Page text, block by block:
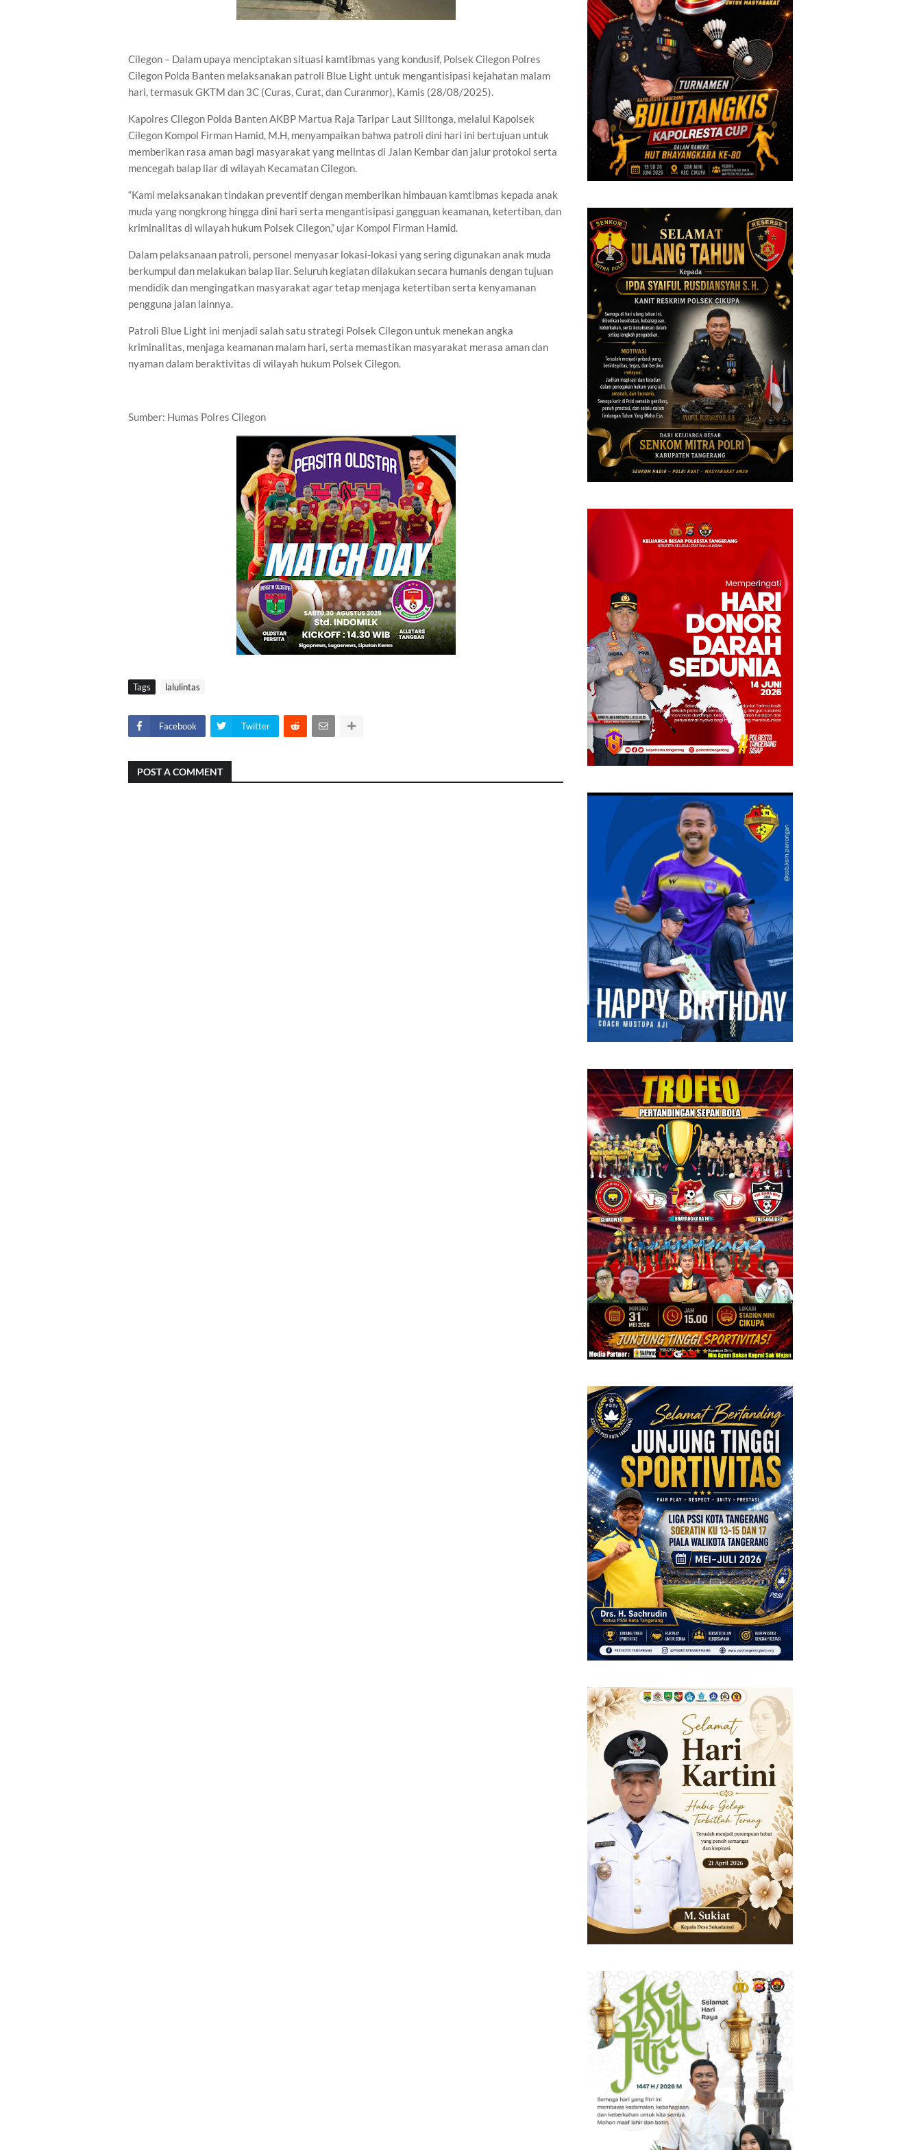
Cilegon – Dalam upaya menciptakan situasi kamtibmas yang kondusif, Polsek Cilegon Polres
Cilegon Polda Banten melaksanakan patroli Blue Light untuk mengantisipasi kejahatan malam
hari, termasuk GKTM dan 3C (Curas, Curat, dan Curanmor), Kamis (28/08/2025).
Kapolres Cilegon Polda Banten AKBP Martua Raja Taripar Laut Silitonga, melalui Kapolsek
Cilegon Kompol Firman Hamid, M.H, menyampaikan bahwa patroli dini hari ini bertujuan untuk
memberikan rasa aman bagi masyarakat yang melintas di Jalan Kembar dan jalur protokol serta
mencegah balap liar di wilayah Kecamatan Cilegon.
“Kami melaksanakan tindakan preventif dengan memberikan himbauan kamtibmas kepada anak
muda yang nongkrong hingga dini hari serta mengantisipasi gangguan keamanan, ketertiban, dan
kriminalitas di wilayah hukum Polsek Cilegon,” ujar Kompol Firman Hamid.
Dalam pelaksanaan patroli, personel menyasar lokasi-lokasi yang sering digunakan anak muda
berkumpul dan melakukan balap liar. Seluruh kegiatan dilakukan secara humanis dengan tujuan
mendidik dan mengingatkan masyarakat agar tetap menjaga ketertiban serta kenyamanan
pengguna jalan lainnya.
Patroli Blue Light ini menjadi salah satu strategi Polsek Cilegon untuk menekan angka
kriminalitas, menjaga keamanan malam hari, serta memastikan masyarakat merasa aman dan
nyaman dalam beraktivitas di wilayah hukum Polsek Cilegon.
Sumber: Humas Polres Cilegon
Tags lalulintas
Facebook Twitter
POST A COMMENT